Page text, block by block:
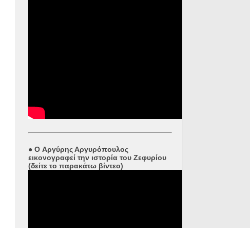
● O Αργύρης Αργυρόπουλος
εικονογραφεί την ιστορία του Ζεφυρίου
(δείτε το παρακάτω βίντεο)